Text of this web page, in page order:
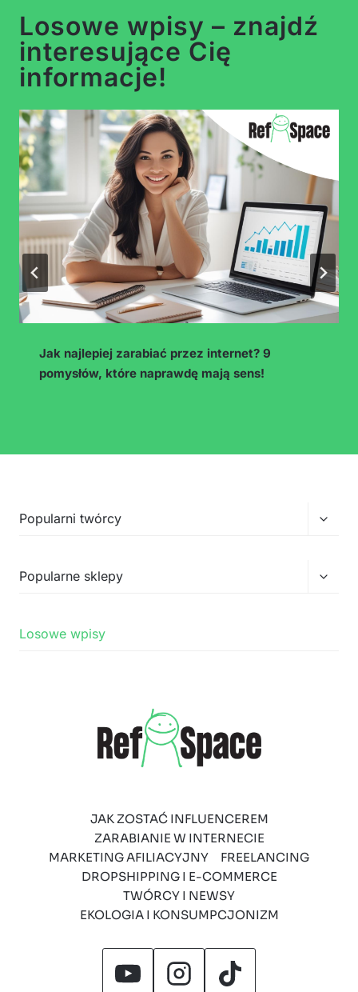
Losowe wpisy – znajdź
interesujące Cię
informacje!
Jak najlepiej zarabiać przez internet? 9
pomysłów, które naprawdę mają sens!
Popularni twórcy
Popularne sklepy
Losowe wpisy
JAK ZOSTAĆ INFLUENCEREM
ZARABIANIE W INTERNECIE
MARKETING AFILIACYJNY
FREELANCING
DROPSHIPPING I E-COMMERCE
TWÓRCY I NEWSY
EKOLOGIA I KONSUMPCJONIZM